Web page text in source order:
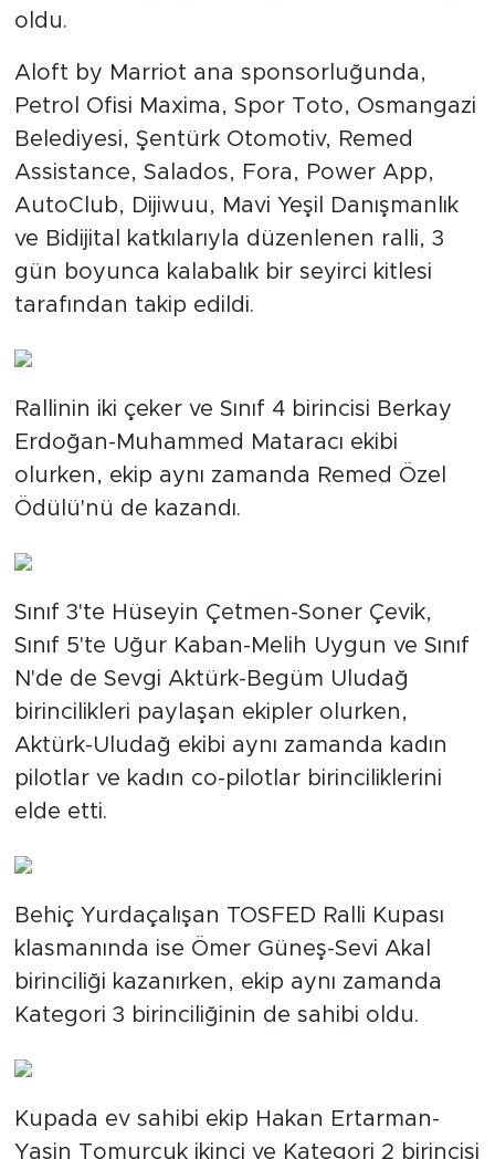
oldu.
Aloft by Marriot ana sponsorluğunda,
Petrol Ofisi Maxima, Spor Toto, Osmangazi
Belediyesi, Şentürk Otomotiv, Remed
Assistance, Salados, Fora, Power App,
AutoClub, Dijiwuu, Mavi Yeşil Danışmanlık
ve Bidijital katkılarıyla düzenlenen ralli, 3
gün boyunca kalabalık bir seyirci kitlesi
tarafından takip edildi.
Rallinin iki çeker ve Sınıf 4 birincisi Berkay
Erdoğan-Muhammed Mataracı ekibi
olurken, ekip aynı zamanda Remed Özel
Ödülü'nü de kazandı.
Sınıf 3'te Hüseyin Çetmen-Soner Çevik,
Sınıf 5'te Uğur Kaban-Melih Uygun ve Sınıf
N'de de Sevgi Aktürk-Begüm Uludağ
birincilikleri paylaşan ekipler olurken,
Aktürk-Uludağ ekibi aynı zamanda kadın
pilotlar ve kadın co-pilotlar birinciliklerini
elde etti.
Behiç Yurdaçalışan TOSFED Ralli Kupası
klasmanında ise Ömer Güneş-Sevi Akal
birinciliği kazanırken, ekip aynı zamanda
Kategori 3 birinciliğinin de sahibi oldu.
Kupada ev sahibi ekip Hakan Ertarman-
Yasin Tomurcuk ikinci ve Kategori 2 birincisi